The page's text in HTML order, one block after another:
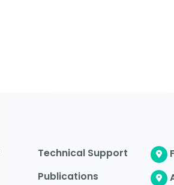
Technical Support
Publications